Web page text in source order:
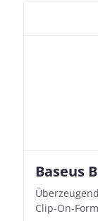
Baseus
Clip-On-
Nothing
Bassbetonte
JBL Live
Stylischer
JBL Live
Stylischer